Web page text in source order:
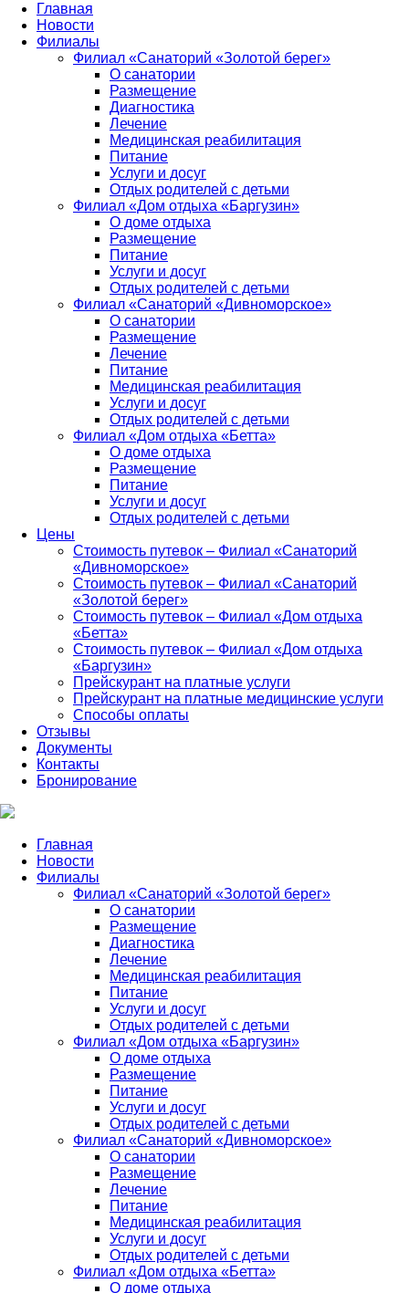
Главная
Новости
Филиалы
Филиал «Санаторий «Золотой берег»
О санатории
Размещение
Диагностика
Лечение
Медицинская реабилитация
Питание
Услуги и досуг
Отдых родителей с детьми
Филиал «Дом отдыха «Баргузин»
О доме отдыха
Размещение
Питание
Услуги и досуг
Отдых родителей с детьми
Филиал «Санаторий «Дивноморское»
О санатории
Размещение
Лечение
Питание
Медицинская реабилитация
Услуги и досуг
Отдых родителей с детьми
Филиал «Дом отдыха «Бетта»
О доме отдыха
Размещение
Питание
Услуги и досуг
Отдых родителей с детьми
Цены
Стоимость путевок – Филиал «Санаторий
«Дивноморское»
Стоимость путевок – Филиал «Санаторий
«Золотой берег»
Стоимость путевок – Филиал «Дом отдыха
«Бетта»
Стоимость путевок – Филиал «Дом отдыха
«Баргузин»
Прейскурант на платные услуги
Прейскурант на платные медицинские услуги
Способы оплаты
Отзывы
Документы
Контакты
Бронирование
Главная
Новости
Филиалы
Филиал «Санаторий «Золотой берег»
О санатории
Размещение
Диагностика
Лечение
Медицинская реабилитация
Питание
Услуги и досуг
Отдых родителей с детьми
Филиал «Дом отдыха «Баргузин»
О доме отдыха
Размещение
Питание
Услуги и досуг
Отдых родителей с детьми
Филиал «Санаторий «Дивноморское»
О санатории
Размещение
Лечение
Питание
Медицинская реабилитация
Услуги и досуг
Отдых родителей с детьми
Филиал «Дом отдыха «Бетта»
О доме отдыха